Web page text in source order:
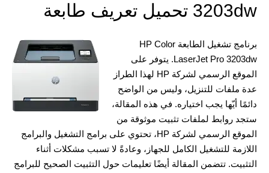
3203dw تحميل تعريف طابعة
برنامج تشغيل الطابعة HP Color
LaserJet Pro 3203dw. يتوفر على
الموقع الرسمي لشركة HP لهذا الطراز
عدة ملفات للتنزيل، وليس من الواضح
دائمًا أيّها يجب اختياره. في هذه المقالة،
ستجد روابط لملفات تثبيت موثوقة من
الموقع الرسمي لشركة HP، تحتوي على برامج التشغيل والبرامج
اللازمة للتشغيل الكامل للجهاز، وعادةً لا تسبب مشكلات أثناء
التثبيت. تتضمن المقالة أيضًا تعليمات حول التثبيت الصحيح للبرامج